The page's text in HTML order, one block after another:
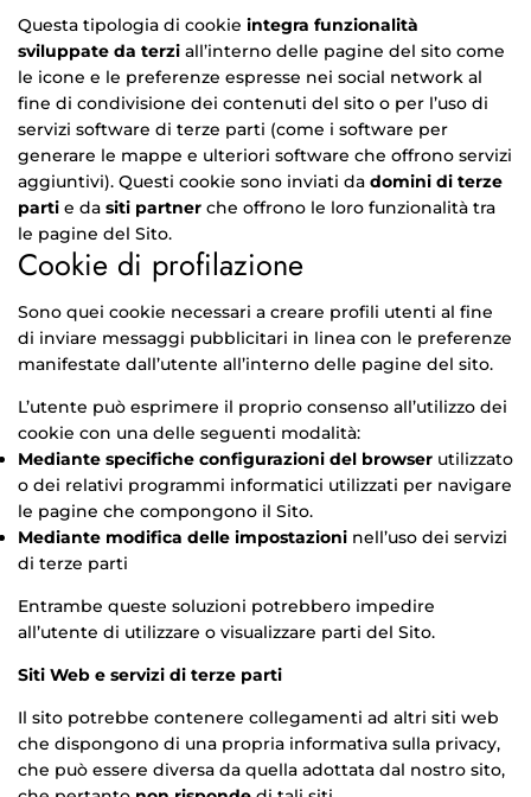
Questa tipologia di cookie integra funzionalità
sviluppate da terzi all’interno delle pagine del sito come
le icone e le preferenze espresse nei social network al
fine di condivisione dei contenuti del sito o per l’uso di
servizi software di terze parti (come i software per
generare le mappe e ulteriori software che offrono servizi
aggiuntivi). Questi cookie sono inviati da domini di terze
parti e da siti partner che offrono le loro funzionalità tra
le pagine del Sito.
Cookie di profilazione
Sono quei cookie necessari a creare profili utenti al fine
di inviare messaggi pubblicitari in linea con le preferenze
manifestate dall’utente all’interno delle pagine del sito.
L’utente può esprimere il proprio consenso all’utilizzo dei
cookie con una delle seguenti modalità:
Mediante specifiche configurazioni del browser utilizzato
o dei relativi programmi informatici utilizzati per navigare
le pagine che compongono il Sito.
Mediante modifica delle impostazioni nell’uso dei servizi
di terze parti
Entrambe queste soluzioni potrebbero impedire
all’utente di utilizzare o visualizzare parti del Sito.
Siti Web e servizi di terze parti
Il sito potrebbe contenere collegamenti ad altri siti web
che dispongono di una propria informativa sulla privacy,
che può essere diversa da quella adottata dal nostro sito,